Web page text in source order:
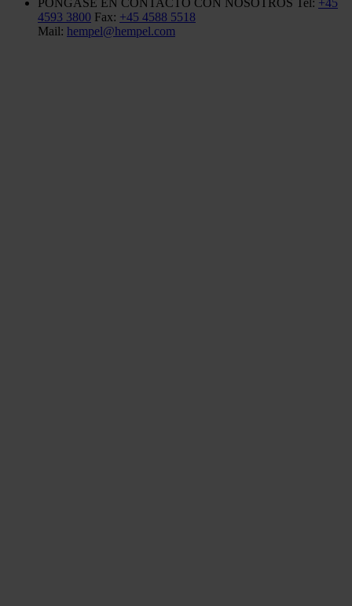
PÓNGASE EN CONTACTO CON NOSOTROS Tel: +45
4593 3800 Fax: +45 4588 5518
Mail: hempel@hempel.com